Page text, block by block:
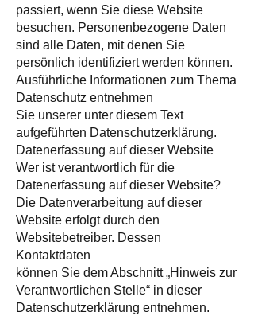
passiert, wenn Sie diese Website
besuchen. Personenbezogene Daten
sind alle Daten, mit denen Sie
persönlich identifiziert werden können.
Ausführliche Informationen zum Thema
Datenschutz entnehmen
Sie unserer unter diesem Text
aufgeführten Datenschutzerklärung.
Datenerfassung auf dieser Website
Wer ist verantwortlich für die
Datenerfassung auf dieser Website?
Die Datenverarbeitung auf dieser
Website erfolgt durch den
Websitebetreiber. Dessen
Kontaktdaten
können Sie dem Abschnitt „Hinweis zur
Verantwortlichen Stelle“ in dieser
Datenschutzerklärung entnehmen.